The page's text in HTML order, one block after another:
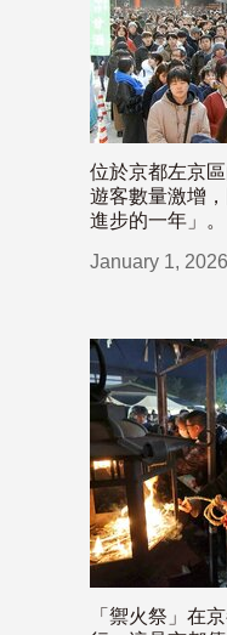
位於京都左京
遊客數量激增
進步的一年」。
January 1, 2026
「禦火祭」在